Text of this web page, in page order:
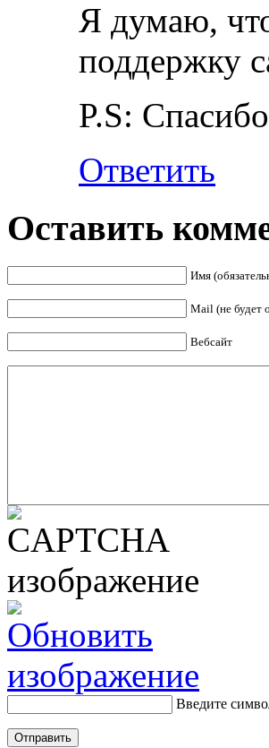
Я думаю,
поддержку
P.S:
Ответить
Оставить
Имя
Mail (не будет
Вебсайт
Введите